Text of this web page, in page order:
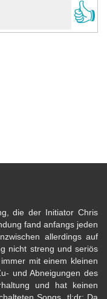
👍
die der Initiator Chris
fand anfangs jeden
allerdings auf
nicht streng und seriös
mit einem kleinen
und Abneigungen des
und hat keinen